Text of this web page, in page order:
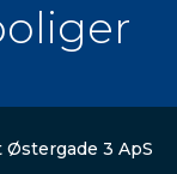
3 ApS